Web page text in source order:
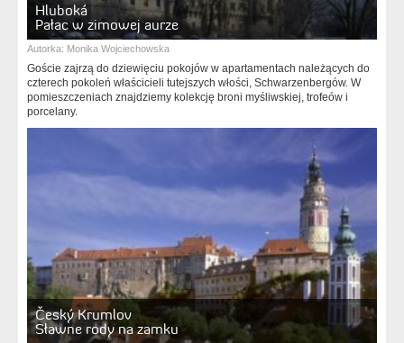
Hluboká
Pałac w zimowej aurze
Autorka: Monika Wojciechowska
Goście zajrzą do dziewięciu pokojów w apartamentach należących do
czterech pokoleń właścicieli tutejszych włości, Schwarzenbergów. W
pomieszczeniach znajdziemy kolekcję broni myśliwskiej, trofeów i
porcelany.
Český Krumlov
Sławne rody na zamku